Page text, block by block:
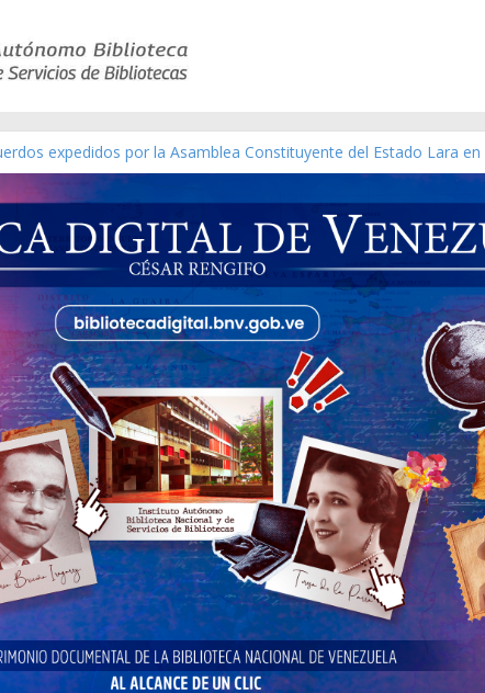
expedidos por la Asamblea Constituyente del Estado Lara en
gráfico]
de Venezuela año CXXXIII Mes V, Caracas 09 de marzo de
de Modesta Bor